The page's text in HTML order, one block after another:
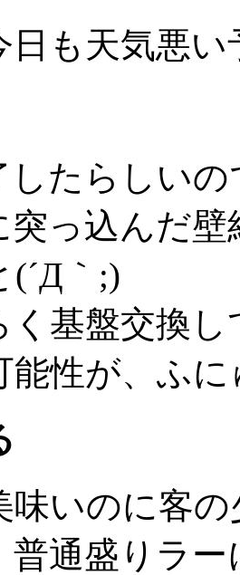
日も天気悪い
したらしい
突っ込んだ
(´Д｀;)
く基盤交換
能性が、ふに
味いのに客
普通盛りラ